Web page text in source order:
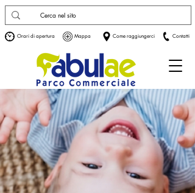
Orari di apertura Come raggiungerci
Mappa Contatti